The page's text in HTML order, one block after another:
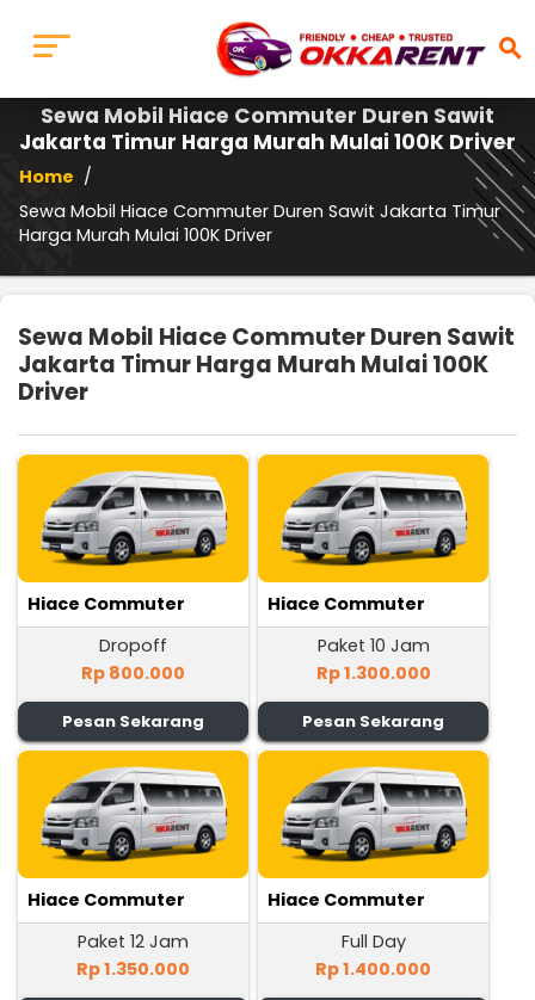
search
Sewa Mobil Hiace Commuter Duren Sawit
Jakarta Timur Harga Murah Mulai 100K Driver
Home /
Sewa Mobil Hiace Commuter Duren Sawit Jakarta Timur
Harga Murah Mulai 100K Driver
Sewa Mobil Hiace Commuter Duren Sawit
Jakarta Timur Harga Murah Mulai 100K
Driver
Hiace Commuter
Dropoff
Rp 800.000
Pesan Sekarang
Hiace Commuter
Paket 10 Jam
Rp 1.300.000
Pesan Sekarang
Hiace Commuter
Paket 12 Jam
Rp 1.350.000
Hiace Commuter
Full Day
Rp 1.400.000